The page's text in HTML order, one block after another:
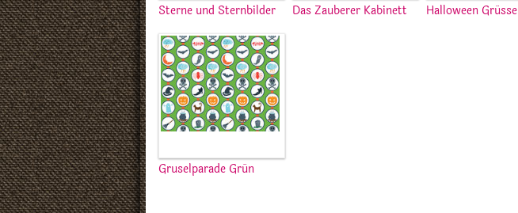
Sterne und Sternbilder Das Zauberer Kabinett Halloween Grüsse
Gruselparade Grün